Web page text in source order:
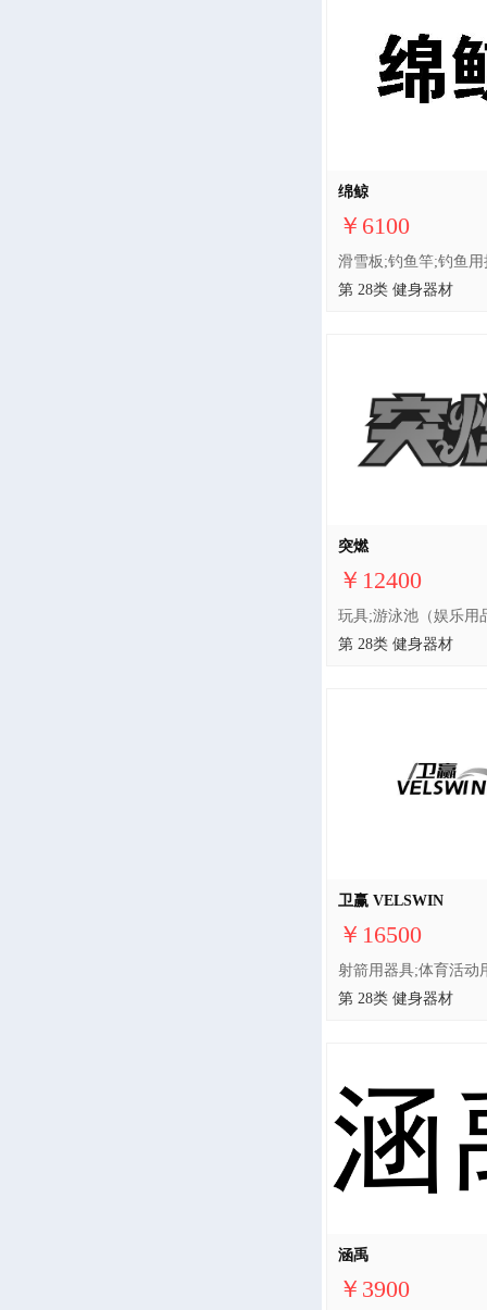
绵鲸
￥6100
第 28类 健身器材
突燃
￥12400
第 28类 健身器材
卫赢 VELSWIN
￥16500
第 28类 健身器材
涵禹
￥3900